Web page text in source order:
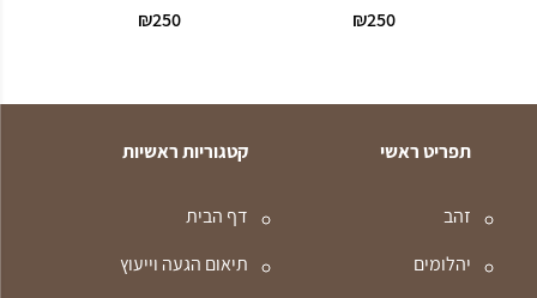
250
₪
250
₪
תפריט ראשי
זהב
יהלומים
קטגוריות ראשיות
דף הבית
תיאום הגעה וייעוץ